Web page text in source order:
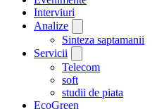
Interviuri
Analize
Sinteza saptamanii
Servicii
Telecom
soft
studii de piata
EcoGreen